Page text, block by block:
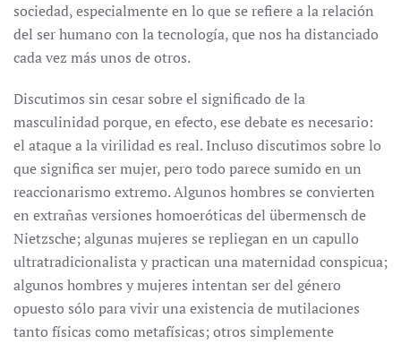
sociedad, especialmente en lo que se refiere a la relación
del ser humano con la tecnología, que nos ha distanciado
cada vez más unos de otros.
Discutimos sin cesar sobre el significado de la
masculinidad porque, en efecto, ese debate es necesario:
el ataque a la virilidad es real. Incluso discutimos sobre lo
que significa ser mujer, pero todo parece sumido en un
reaccionarismo extremo. Algunos hombres se convierten
en extrañas versiones homoeróticas del übermensch de
Nietzsche; algunas mujeres se repliegan en un capullo
ultratradicionalista y practican una maternidad conspicua;
algunos hombres y mujeres intentan ser del género
opuesto sólo para vivir una existencia de mutilaciones
tanto físicas como metafísicas; otros simplemente